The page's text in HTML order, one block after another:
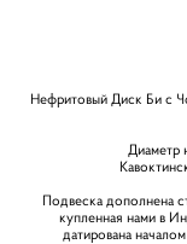
Нефритовый Диск Би с
Диаметр
Подвеска дополнена
купленная нами в
датирована